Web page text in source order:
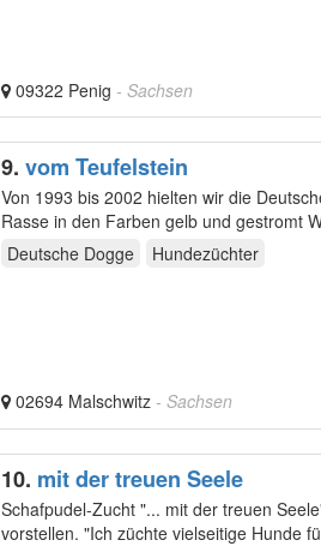
09322 Penig - Sachsen
9. vom Teufelstein
Von 1993 bis 2002 hielten wir die Deutsche Dogge als
Deutsche Dogge
Hundezüchter
02694 Malschwitz - Sachsen
10. mit der treuen Seele
Schafpudel-Zucht "... mit der treuen Seele"!!! Hier möchte ich euch kurz meine kleine
vorstellen. "Ich züchte vielseitige